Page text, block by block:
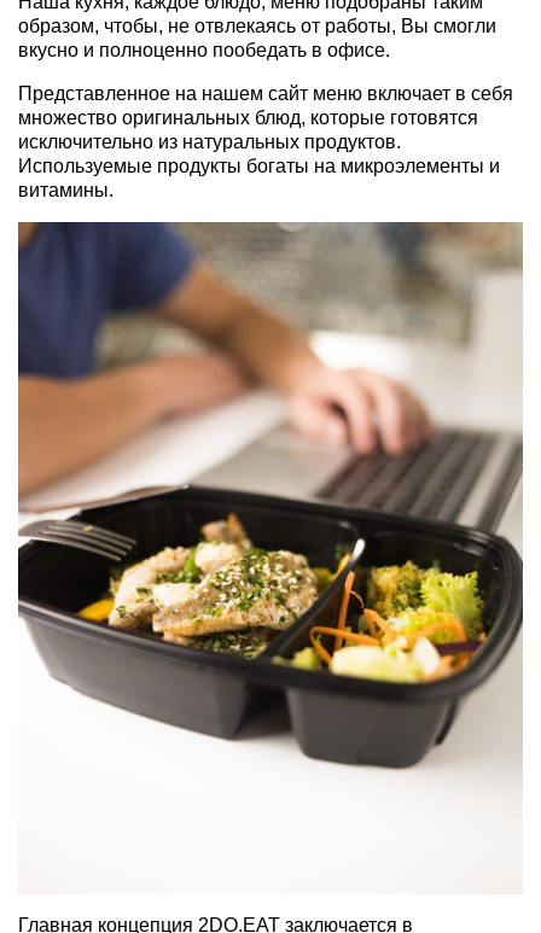
образом, чтобы, не отвлекаясь от работы, Вы смогли
вкусно и полноценно пообедать в офисе.
Представленное на нашем сайт меню включает в себя
множество оригинальных блюд, которые готовятся
исключительно из натуральных продуктов.
Используемые продукты богаты на микроэлементы и
витамины.
Главная концепция 2DO.EAT заключается в